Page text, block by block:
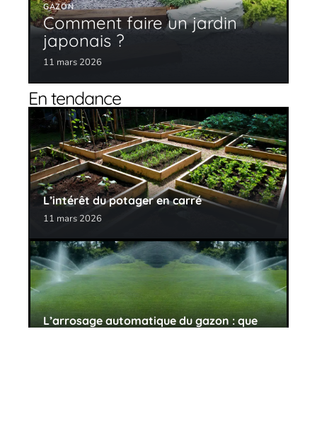
GAZON
Comment faire un jardin
japonais ?
11 mars 2026
En tendance
L’intérêt du potager en carré
11 mars 2026
L’arrosage automatique du gazon : que
choisir ?